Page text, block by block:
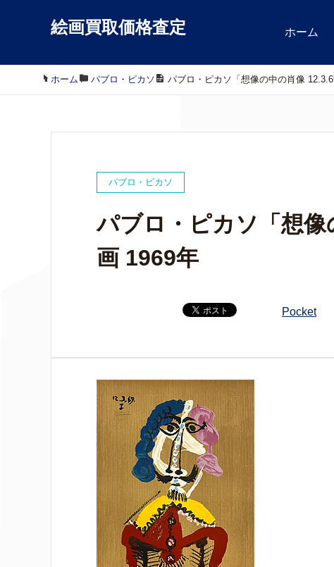
絵画買取価格査定 ホーム
ホーム / パブロ・ピカソ / パブロ・ピカソ「想像の中の肖像
パブロ・ピカソ
パブロ・ピカソ「想
画 1969年
Pocket